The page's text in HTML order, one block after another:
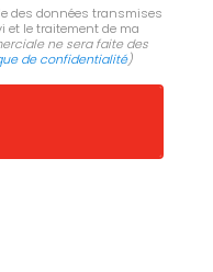
des données transmises
et le traitement de ma
ne sera faite des
de confidentialité)